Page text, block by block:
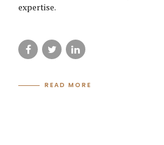
expertise.
READ MORE